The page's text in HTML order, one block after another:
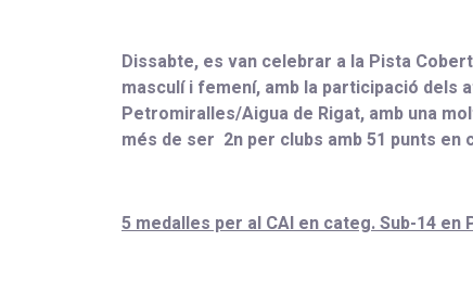
Dissabte, es van celebrar a la Pista
masculí i femení, amb la participació dels
Petromiralles/Aigua de Rigat, amb una
més de ser 2n per clubs amb 51 punts
5 medalles per al CAI en categ. Sub-14 en